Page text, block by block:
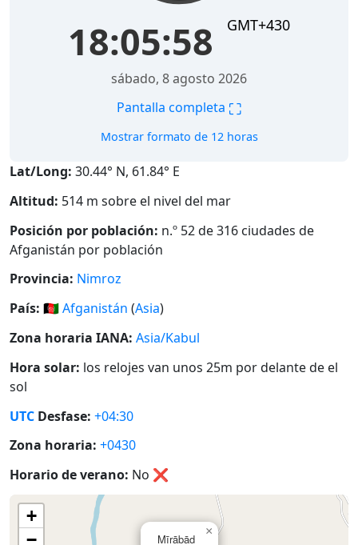
18:05:59 GMT+430
sábado, 8 agosto 2026
Pantalla completa ⛶
Mostrar formato de 12 horas
Lat/Long: 30.44° N, 61.84° E
Altitud: 514 m sobre el nivel del mar
Posición por población: n.º 52 de 316 ciudades de
Afganistán por población
Provincia: Nimroz
País: 🇦🇫Afganistán (Asia)
Zona horaria IANA: Asia/Kabul
Hora solar: los relojes van unos 25m por delante de el
sol
UTC Desfase: +04:30
Zona horaria: +0430
Horario de verano: No ❌
Mīrābād
×
+
−